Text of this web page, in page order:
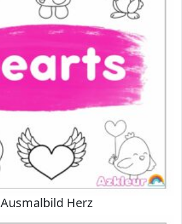
Ausmalbild Herz